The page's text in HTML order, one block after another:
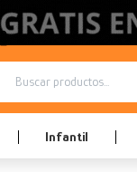
Infantil